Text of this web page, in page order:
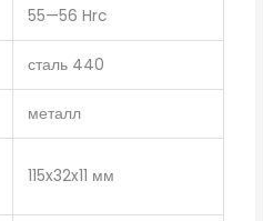
55—56 Hrc
сталь 440
металл
115x32x11 мм